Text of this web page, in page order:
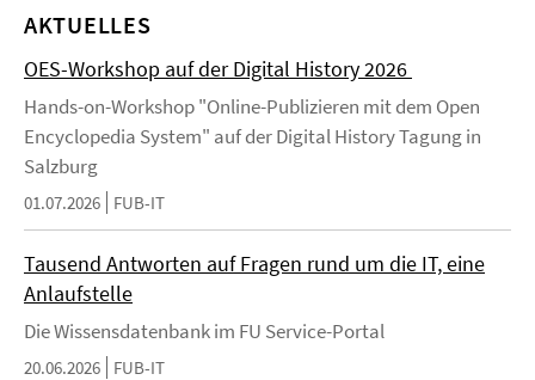
AKTUELLES
OES-Workshop auf der Digital History 2026
Hands-on-Workshop "Online-Publizieren mit dem Open
Encyclopedia System" auf der Digital History Tagung in
Salzburg
01.07.2026 FUB-IT
Tausend Antworten auf Fragen rund um die IT, eine
Anlaufstelle
Die Wissensdatenbank im FU Service-Portal
20.06.2026 FUB-IT